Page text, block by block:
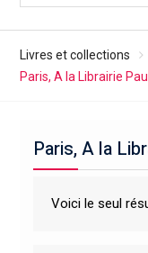
Livres et collections
Paris, A la Librairie
Paris, A la
Voici le seul